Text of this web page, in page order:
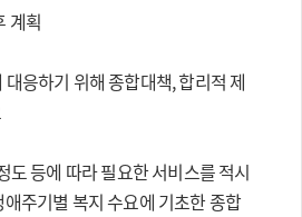
계획
응하기 위해 종합대책, 합리적 제
도 등에 따라 필요한 서비스를 적시
주기별 복지 수요에 기초한 종합